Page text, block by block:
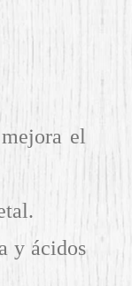
el
y ácidos